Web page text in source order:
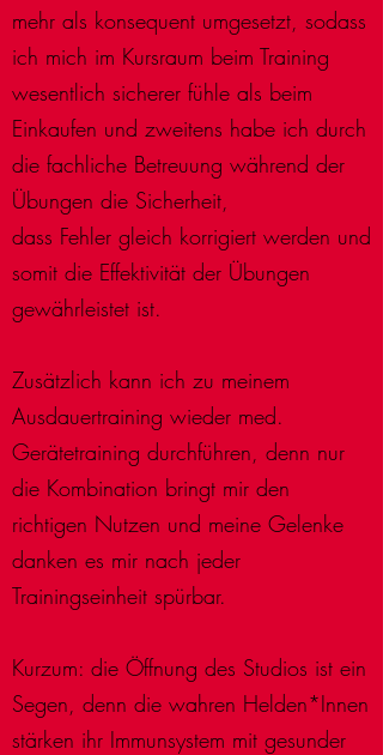
mehr als konsequent umgesetzt, sodass
ich mich im Kursraum beim Training
wesentlich sicherer fühle als beim
Einkaufen und zweitens habe ich durch
die fachliche Betreuung während der
Übungen die Sicherheit,
dass Fehler gleich korrigiert werden und
somit die Effektivität der Übungen
gewährleistet ist.
Zusätzlich kann ich zu meinem
Ausdauertraining wieder med.
Gerätetraining durchführen, denn nur
die Kombination bringt mir den
richtigen Nutzen und meine Gelenke
danken es mir nach jeder
Trainingseinheit spürbar.
Kurzum: die Öffnung des Studios ist ein
Segen, denn die wahren Helden*Innen
stärken ihr Immunsystem mit gesunder